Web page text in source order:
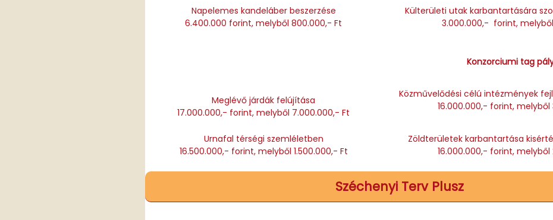
Napelemes kandeláber beszerzése
6.400.000 forint, melyből 800.000,- Ft
Külterületi utak karbantartására
3.000.000,- forint,
Konzorciumi tag
Meglévő járdák felújítása
17.000.000,- forint, melyből 7.000.000,- Ft
Közművelődési célú intézmények
16.000.000,- forint, melyből
Urnafal térségi szemléletben
16.500.000,- forint, melyből 1.500.000,- Ft
Zöldterületek karbantartása
16.000.000,- forint, melyből
Széchenyi Terv Plusz